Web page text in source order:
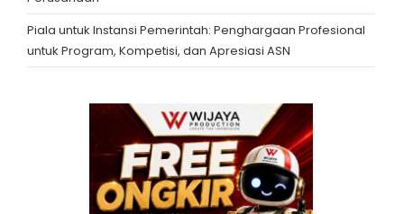
Piala untuk Instansi Pemerintah: Penghargaan Profesional
untuk Program, Kompetisi, dan Apresiasi ASN